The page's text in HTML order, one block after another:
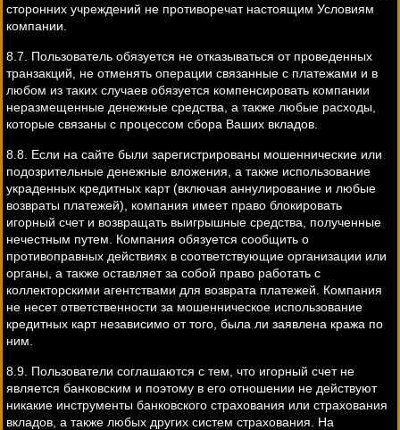
сторонних учреждений не противоречат настоящим Условиям
компании.
8.7. Пользователь обязуется не отказываться от проведенных
транзакций, не отменять операции связанные с платежами и в
любом из таких случаев обязуется компенсировать компании
неразмещенные денежные средства, а также любые расходы,
которые связаны с процессом сбора Ваших вкладов.
8.8. Если на сайте были зарегистрированы мошеннические или
подозрительные денежные вложения, а также использование
украденных кредитных карт (включая аннулирование и любые
возвраты платежей), компания имеет право блокировать
игорный счет и возвращать выигрышные средства, полученные
нечестным путем. Компания обязуется сообщить о
противоправных действиях в соответствующие организации или
органы, а также оставляет за собой право работать с
коллекторскими агентствами для возврата платежей. Компания
не несет ответственности за мошенническое использование
кредитных карт независимо от того, была ли заявлена кража по
ним.
8.9. Пользователи соглашаются с тем, что игорный счет не
является банковским и поэтому в его отношении не действуют
никакие инструменты банковского страхования или страхования
вкладов, а также любых других систем страхования. На